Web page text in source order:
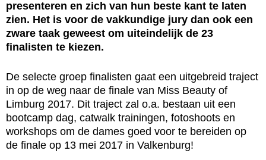
presenteren en zich van hun beste kant te laten
zien. Het is voor de vakkundige jury dan ook een
zware taak geweest om uiteindelijk de 23
finalisten te kiezen.
De selecte groep finalisten gaat een uitgebreid traject
in op de weg naar de finale van Miss Beauty of
Limburg 2017. Dit traject zal o.a. bestaan uit een
bootcamp dag, catwalk trainingen, fotoshoots en
workshops om de dames goed voor te bereiden op
de finale op 13 mei 2017 in Valkenburg!